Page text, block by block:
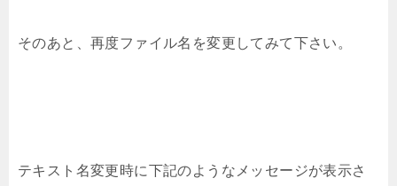
そのあと、再度ファイル名を変更してみて下さい。
テキスト名変更時に下記のようなメッセージが表示さ